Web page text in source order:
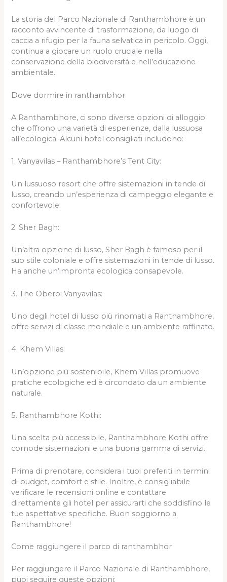
La storia del Parco Nazionale di Ranthambhore è un
racconto avvincente di trasformazione, da luogo di
caccia a rifugio per la fauna selvatica in pericolo. Oggi,
continua a giocare un ruolo cruciale nella
conservazione della biodiversità e nell’educazione
ambientale.
Dove dormire in ranthambhor
A Ranthambhore, ci sono diverse opzioni di alloggio
che offrono una varietà di esperienze, dalla lussuosa
all’ecologica. Alcuni hotel consigliati includono:
1. Vanyavilas – Ranthambhore’s Tent City:
Un lussuoso resort che offre sistemazioni in tende di
lusso, creando un’esperienza di campeggio elegante e
confortevole.
2. Sher Bagh:
Un’altra opzione di lusso, Sher Bagh è famoso per il
suo stile coloniale e offre sistemazioni in tende di lusso.
Ha anche un’impronta ecologica consapevole.
3. The Oberoi Vanyavilas:
Uno degli hotel di lusso più rinomati a Ranthambhore,
offre servizi di classe mondiale e un ambiente raffinato.
4. Khem Villas:
Un’opzione più sostenibile, Khem Villas promuove
pratiche ecologiche ed è circondato da un ambiente
naturale.
5. Ranthambhore Kothi:
Una scelta più accessibile, Ranthambhore Kothi offre
comode sistemazioni e una buona gamma di servizi.
Prima di prenotare, considera i tuoi preferiti in termini
di budget, comfort e stile. Inoltre, è consigliabile
verificare le recensioni online e contattare
direttamente gli hotel per assicurarti che soddisfino le
tue aspettative specifiche. Buon soggiorno a
Ranthambhore!
Come raggiungere il parco di ranthambhor
Per raggiungere il Parco Nazionale di Ranthambhore,
puoi seguire queste opzioni: